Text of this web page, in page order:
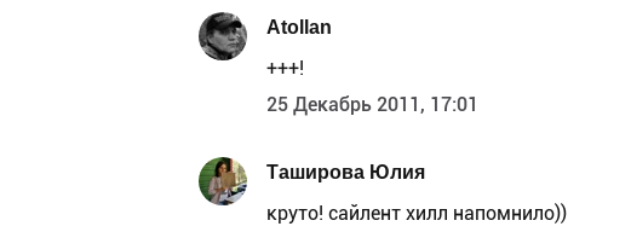
Atollan
+++!
25 Декабрь 2011, 17:01
Таширова Юлия
круто! сайлент хилл напомнило))